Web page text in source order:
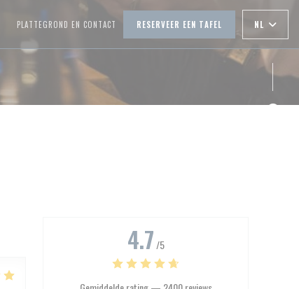
((OPENT IN EEN NIEUW VENSTER))
PLATTEGROND EN CONTACT RESERVEER EEN TAFEL NL
4.7 /5